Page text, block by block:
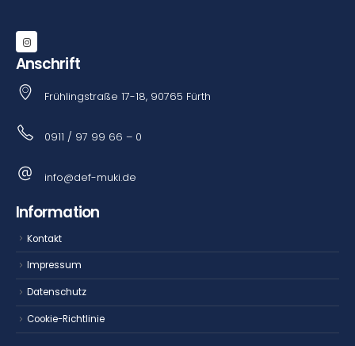
Anschrift
Frühlingstraße 17-18, 90765 Fürth
0911 / 97 99 66 – 0
info@def-muki.de
Information
Kontakt
Impressum
Datenschutz
Cookie-Richtlinie